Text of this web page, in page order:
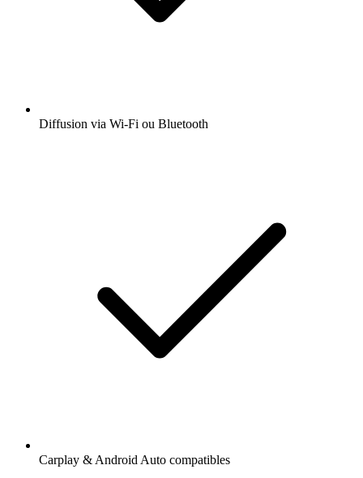
Diffusion via Wi-Fi ou Bluetooth
Carplay & Android Auto compatibles